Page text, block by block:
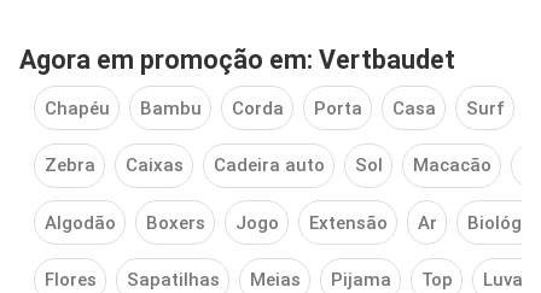
Agora em promoção em: Vertbaudet
Chapéu Bambu Corda Porta Casa Surf
Zebra Caixas Cadeira auto Sol Macacão
Algodão Boxers Jogo Extensão Ar
Flores Sapatilhas Meias Pijama Top Luvas